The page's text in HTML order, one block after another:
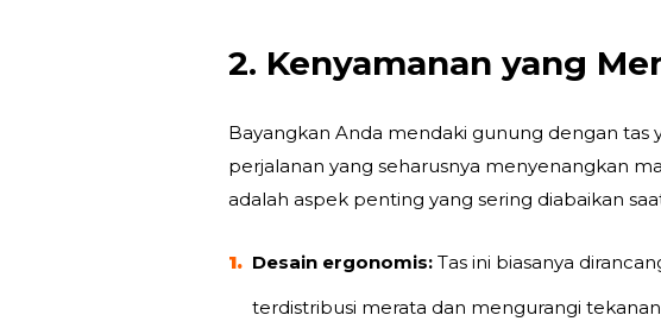
2. Kenyamanan yang
Bayangkan Anda mendaki gunung dengan
perjalanan yang seharusnya menyenangkan
adalah aspek penting yang sering diabaikan
Desain ergonomis: Tas ini biasanya
terdistribusi merata dan mengurangi